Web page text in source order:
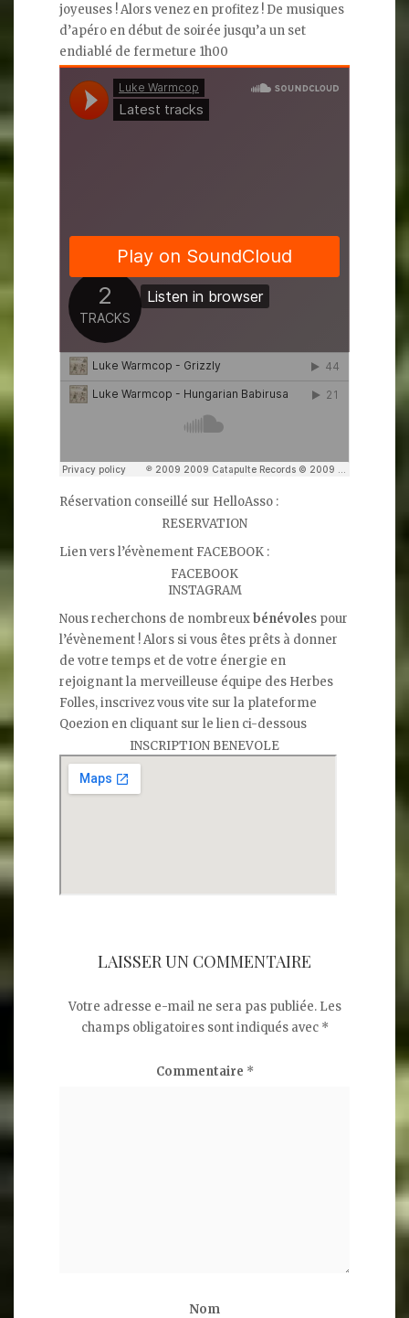
joyeuses ! Alors venez en profitez ! De musiques
d’apéro en début de soirée jusqu’a un set
endiablé de fermeture 1h00
Réservation conseillé sur HelloAsso :
RESERVATION
Lien vers l’évènement FACEBOOK :
FACEBOOK
INSTAGRAM
Nous recherchons de nombreuxbénévoles pour
l’évènement ! Alors si vous êtes prêts à donner
de votre temps et de votre énergie en
rejoignant la merveilleuse équipe des Herbes
Folles, inscrivez vous vite sur la plateforme
Qoezion en cliquant sur le lien ci-dessous
INSCRIPTION BENEVOLE
LAISSER UN COMMENTAIRE
Votre adresse e-mail ne sera pas publiée. Les
champs obligatoires sont indiqués avec *
Commentaire *
Nom